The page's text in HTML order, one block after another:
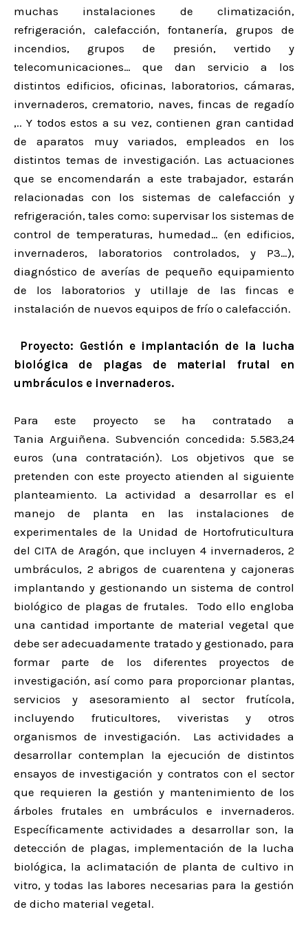
muchas instalaciones de climatización,
refrigeración, calefacción, fontanería, grupos de
incendios, grupos de presión, vertido y
telecomunicaciones… que dan servicio a los
distintos edificios, oficinas, laboratorios, cámaras,
invernaderos, crematorio, naves, fincas de regadío
,.. Y todos estos a su vez, contienen gran cantidad
de aparatos muy variados, empleados en los
distintos temas de investigación. Las actuaciones
que se encomendarán a este trabajador, estarán
relacionadas con los sistemas de calefacción y
refrigeración, tales como: supervisar los sistemas de
control de temperaturas, humedad… (en edificios,
invernaderos, laboratorios controlados, y P3…),
diagnóstico de averías de pequeño equipamiento
de los laboratorios y utillaje de las fincas e
instalación de nuevos equipos de frío o calefacción.
Proyecto: Gestión e implantación de la lucha
biológica de plagas de material frutal en
umbráculos e invernaderos.
Para este proyecto se ha contratado a
Tania Arguiñena. Subvención concedida: 5.583,24
euros (una contratación). Los objetivos que se
pretenden con este proyecto atienden al siguiente
planteamiento. La actividad a desarrollar es el
manejo de planta en las instalaciones de
experimentales de la Unidad de Hortofruticultura
del CITA de Aragón, que incluyen 4 invernaderos, 2
umbráculos, 2 abrigos de cuarentena y cajoneras
implantando y gestionando un sistema de control
biológico de plagas de frutales. Todo ello engloba
una cantidad importante de material vegetal que
debe ser adecuadamente tratado y gestionado, para
formar parte de los diferentes proyectos de
investigación, así como para proporcionar plantas,
servicios y asesoramiento al sector frutícola,
incluyendo fruticultores, viveristas y otros
organismos de investigación. Las actividades a
desarrollar contemplan la ejecución de distintos
ensayos de investigación y contratos con el sector
que requieren la gestión y mantenimiento de los
árboles frutales en umbráculos e invernaderos.
Específicamente actividades a desarrollar son, la
detección de plagas, implementación de la lucha
biológica, la aclimatación de planta de cultivo in
vitro, y todas las labores necesarias para la gestión
de dicho material vegetal.